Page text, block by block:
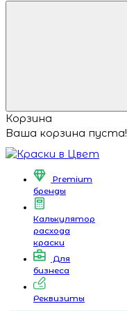
Корзина
Ваша корзина пуста!
Premium
бренды
Калькулятор
расхода
краски
Для
бизнеса
Реквизиты